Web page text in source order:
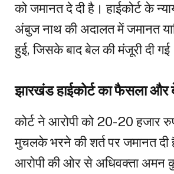
को जमानत दे दी है। हाईकोर्ट के
अंबुज नाथ की अदालत में जमानत
हुई, जिसके बाद बेल की मंजूरी दी
झारखंड हाईकोर्ट का फैसला और
कोर्ट ने आरोपी को 20-20 हजार
मुचलके भरने की शर्त पर जमानत दी
आरोपी की ओर से अधिवक्ता अमन